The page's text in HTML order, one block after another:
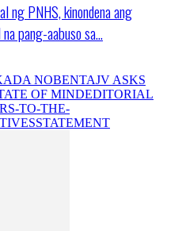
ng PNHS, kinondena ang
pang-aabuso sa…
NOBENTAJV ASKS
OF MINDEDITORIAL
TO-THE-
STATEMENT